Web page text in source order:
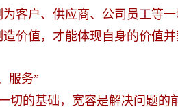
客户、供应商、公司员工等
价值，才能体现自身的价值并
服务”
切的基础，宽容是解决问题的